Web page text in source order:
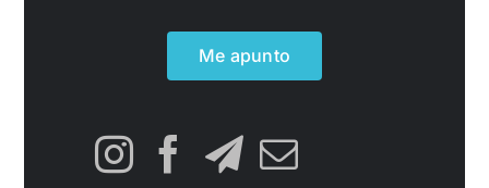
Me apunto